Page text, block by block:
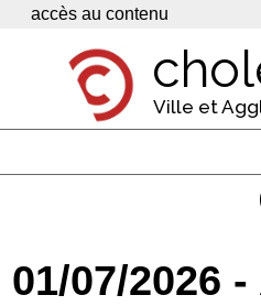
Panneau de gestion des cookies
accès au contenu
Ville et
Economie
01/07/2026